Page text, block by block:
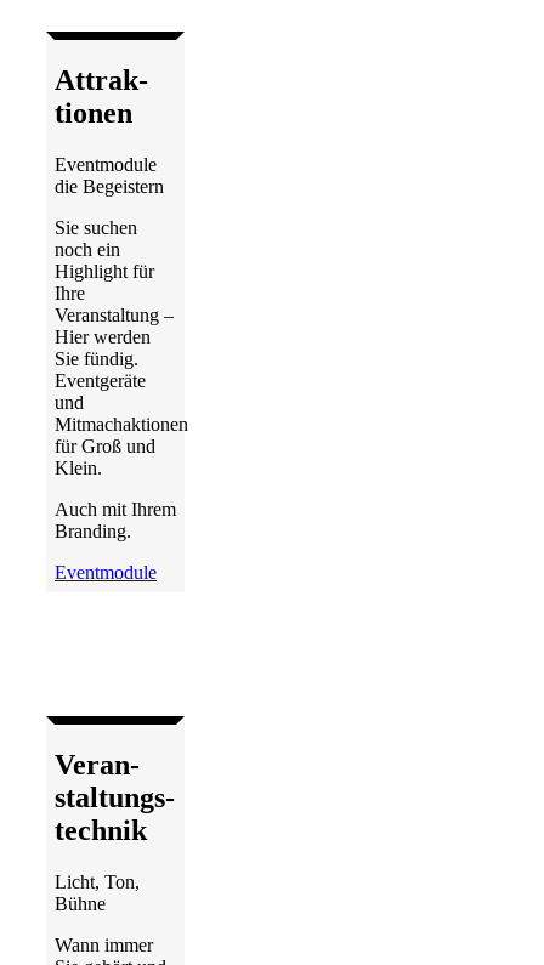
Attrak­
tionen
Eventmodule
die Begeistern
Sie suchen
noch ein
Highlight für
Ihre
Veranstaltung –
Hier werden
Sie fündig.
Eventgeräte
und
Mitmachaktionen
für Groß und
Klein.
Auch mit Ihrem
Branding.
Eventmodule
Veran­
staltungs­
technik
Licht, Ton,
Bühne
Wann immer